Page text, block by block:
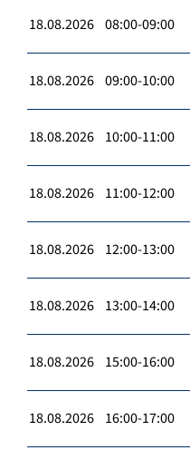
18.08.2026 08:00-09:00
18.08.2026 09:00-10:00
18.08.2026 10:00-11:00
18.08.2026 11:00-12:00
18.08.2026 12:00-13:00
18.08.2026 13:00-14:00
18.08.2026 15:00-16:00
18.08.2026 16:00-17:00